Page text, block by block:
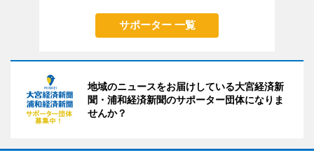
サポーター 一覧
地域のニュースをお届けしている大宮経済新
聞・浦和経済新聞のサポーター団体になりま
せんか？